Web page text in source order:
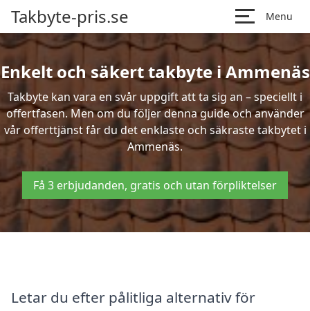
Takbyte-pris.se Menu
Enkelt och säkert takbyte i Ammenäs
Takbyte kan vara en svår uppgift att ta sig an – speciellt i
offertfasen. Men om du följer denna guide och använder
vår offerttjänst får du det enklaste och säkraste takbytet i
Ammenäs.
Få 3 erbjudanden, gratis och utan förpliktelser
Letar du efter pålitliga alternativ för